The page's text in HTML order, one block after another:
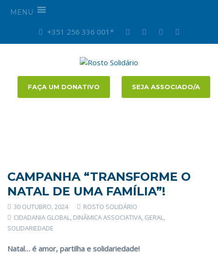
MENU
+351 256 336 001*
FAÇA UM DONATIVO SEJA ASSOCIADO/A
CAMPANHA “TRANSFORME O
NATAL DE UMA FAMÍLIA”!
30 OUTUBRO, 2024
ROSTO SOLIDÁRIO
CIDADANIA GLOBAL, DINÂMICA ASSOCIATIVA, GERAL,
SOLIDARIEDADE
Natal… é amor, partilha e solidariedade!